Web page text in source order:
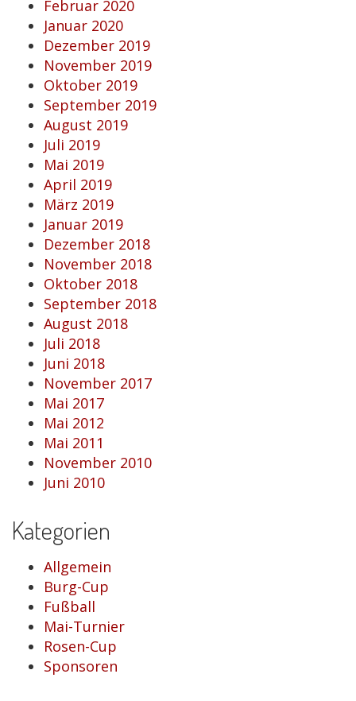
Februar 2020
Januar 2020
Dezember 2019
November 2019
Oktober 2019
September 2019
August 2019
Juli 2019
Mai 2019
April 2019
März 2019
Januar 2019
Dezember 2018
November 2018
Oktober 2018
September 2018
August 2018
Juli 2018
Juni 2018
November 2017
Mai 2017
Mai 2012
Mai 2011
November 2010
Juni 2010
Kategorien
Allgemein
Burg-Cup
Fußball
Mai-Turnier
Rosen-Cup
Sponsoren